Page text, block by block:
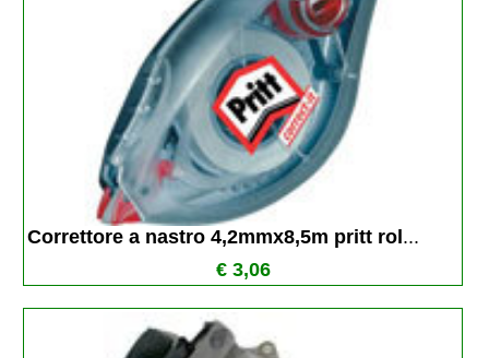
Correttore a nastro 4,2mmx8,5m pritt rol ...
€ 3,06